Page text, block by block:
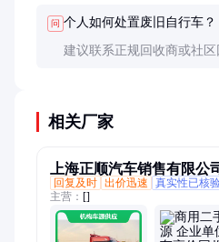
问 个人如何处置废旧自行车？
建议联系正规回收商或社
相关厂家
上海正顺汽车销售有限公
回复及时 出价迅速 真实性已核
主营： []